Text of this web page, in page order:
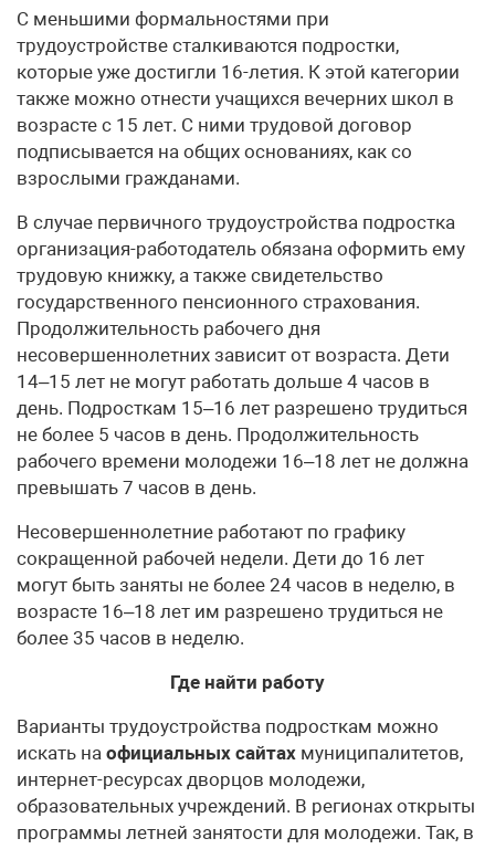
С меньшими формальностями при
трудоустройстве сталкиваются подростки,
которые уже достигли 16-летия. К этой категории
также можно отнести учащихся вечерних школ в
возрасте с 15 лет. С ними трудовой договор
подписывается на общих основаниях, как со
взрослыми гражданами.
В случае первичного трудоустройства подростка
организация-работодатель обязана оформить ему
трудовую книжку, а также свидетельство
государственного пенсионного страхования.
Продолжительность рабочего дня
несовершеннолетних зависит от возраста. Дети
14–15 лет не могут работать дольше 4 часов в
день. Подросткам 15–16 лет разрешено трудиться
не более 5 часов в день. Продолжительность
рабочего времени молодежи 16–18 лет не должна
превышать 7 часов в день.
Несовершеннолетние работают по графику
сокращенной рабочей недели. Дети до 16 лет
могут быть заняты не более 24 часов в неделю, в
возрасте 16–18 лет им разрешено трудиться не
более 35 часов в неделю.
Где найти работу
Варианты трудоустройства подросткам можно
искать на официальных сайтах муниципалитетов,
интернет-ресурсах дворцов молодежи,
образовательных учреждений. В регионах открыты
программы летней занятости для молодежи. Так, в